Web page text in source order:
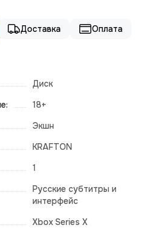
Доставка Оплата
Диск
18+
Экшн
KRAFTON
1
Русские субтитры и
интерфейс
Xbox Series X